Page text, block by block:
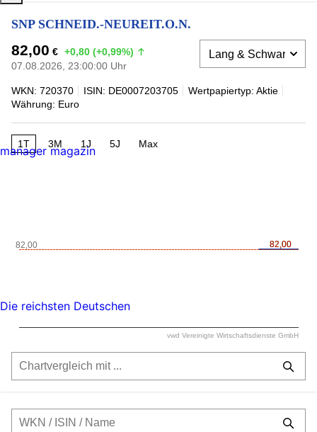
SNP SCHNEID.-NEUREIT.O.N.
82,00 € +0,80 (+0,99%)
07.08.2026, 23:00:00 Uhr
WKN: 720370 ISIN: DE0007203705
Wertpapiertyp: Aktie
Währung: Euro
1T 3M 1J 5J Max
82,00
82,00
82,00
vwd Vereinigte Wirtschaftsdienste GmbH
manager magazin
Die reichsten Deutschen